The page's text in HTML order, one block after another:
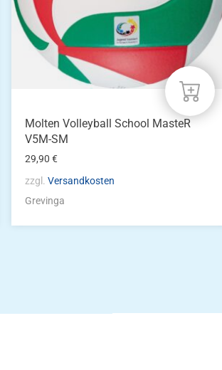
Molten Volleyball School MasteR
V5M-SM
29,90€
zzgl.Versandkosten
Grevinga